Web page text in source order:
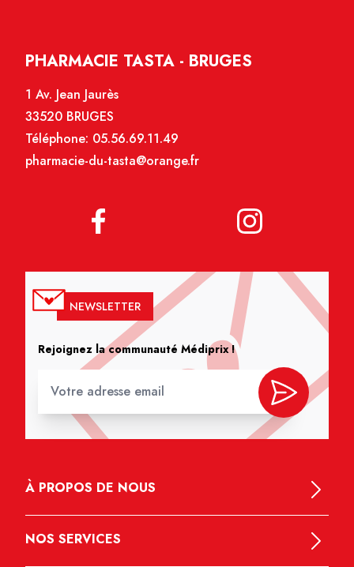
PHARMACIE TASTA - BRUGES
1 Av. Jean Jaurès
33520 BRUGES
Téléphone: 05.56.69.11.49
pharmacie-du-tasta@orange.fr
NEWSLETTER
Rejoignez la communauté Médiprix !
À PROPOS DE NOUS
NOS SERVICES